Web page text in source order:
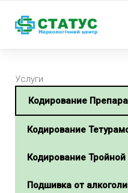
Услуги
Кодирование
Кодирование
Кодирование Тройной
Подшивка от